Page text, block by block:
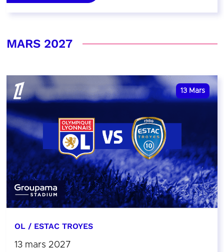
MARS 2027
13 Mars
OL / ESTAC TROYES
13 mars 2027